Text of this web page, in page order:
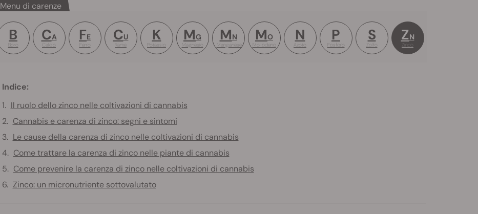
Menu di carenze
B
Boro
CA
Calcio
FE
Ferro
CU
Rame
K
Potassio
MG
Magnesio
MN
Manganese
MO
Molibdeno
N
Azoto
P
Fosforo
S
Zolfo
ZN
Zinco
Indice:
Il ruolo dello zinco nelle coltivazioni di cannabis
Cannabis e carenza di zinco: segni e sintomi
Le cause della carenza di zinco nelle coltivazioni di cannabis
Come trattare la carenza di zinco nelle piante di cannabis
Come prevenire la carenza di zinco nelle coltivazioni di cannabis
Zinco: un micronutriente sottovalutato